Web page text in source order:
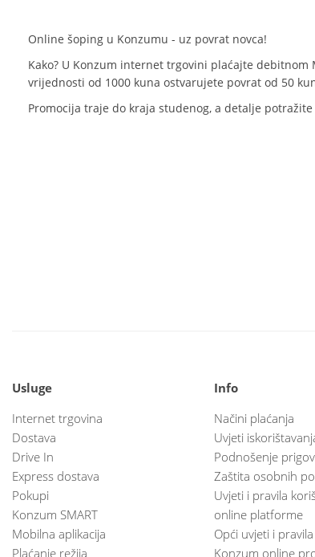
Online šoping u Konzumu - uz povrat novca!
Kako? U Konzum internet trgovini plaćajte
vrijednosti od 1000 kuna ostvarujete povrat od 50
Promocija traje do kraja studenog, a detalje potražite
Usluge
Internet trgovina
Dostava
Drive In
Express dostava
Pokupi
Konzum SMART
Mobilna aplikacija
Plaćanje režija
Info
Načini plaćanja
Uvjeti
Podnošenje
Zaštita osobnih
Uvjeti i pravila
online platforme
Opći uvjeti i
Konzum online